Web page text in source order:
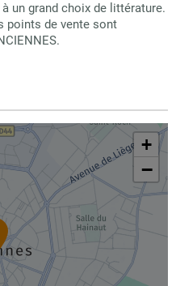
un grand choix de littérature.
points de vente sont
+
−